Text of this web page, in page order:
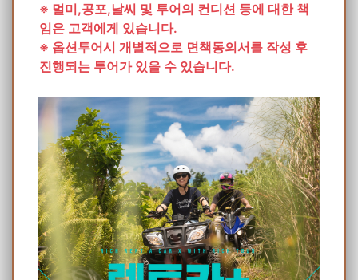
※ 멀미,공포,날씨 및 투어의 컨디션 등에 대한 책
임은 고객에게 있습니다.
※ 옵션투어시 개별적으로 면책동의서를 작성 후
진행되는 투어가 있을 수 있습니다.